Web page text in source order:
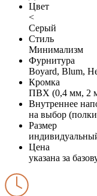
Цвет
<
Серый
Стиль
Минимализм
Фурнитура
Boyard, Blum,
Кромка
ПВХ (0,4 мм, 2
Внутреннее
на выбор
Размер
Цена
указана за